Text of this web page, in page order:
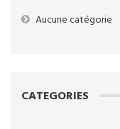
Aucune catégorie
CATEGORIES